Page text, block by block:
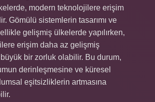
modern teknolojilere erişim
Gömülü sistemlerin tasarımı ve
gelişmiş ülkelerde yapılırken,
erişim daha az gelişmiş
bir zorluk olabilir. Bu durum,
derinleşmesine ve küresel
eşitsizliklerin artmasına